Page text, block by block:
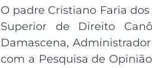
O padre Cristiano Faria
Superior de Direito
Damascena,
com a Pesquisa de